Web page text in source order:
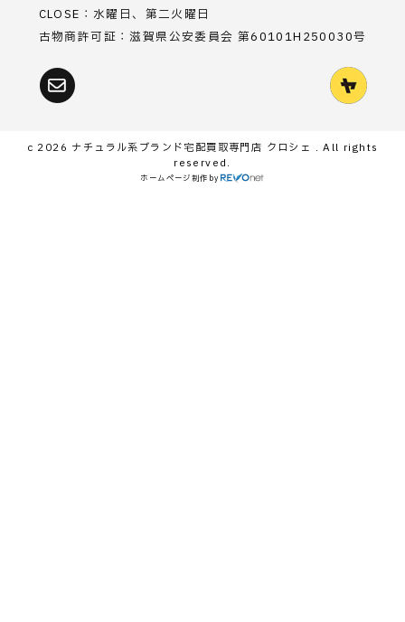
CLOSE：水曜日、第二火曜日
古物商許可証：滋賀県公安委員会 第60101H250030号
c 2026 ナチュラル系ブランド宅配買取専門店 クロシェ . All rights
reserved.
ホームページ制作 by